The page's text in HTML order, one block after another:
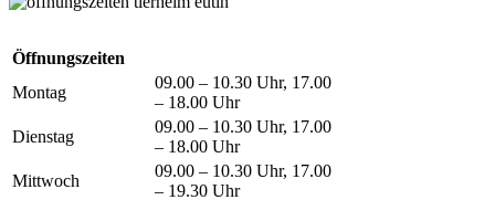
Öffnungszeiten
Montag
09.00 – 10.30 Uhr, 17.00
– 18.00 Uhr
Dienstag
09.00 – 10.30 Uhr, 17.00
– 18.00 Uhr
Mittwoch
09.00 – 10.30 Uhr, 17.00
– 19.30 Uhr